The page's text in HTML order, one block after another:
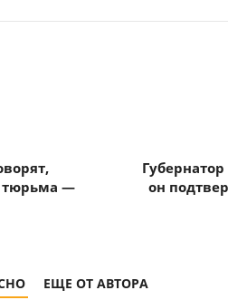
тюрьма —
он
ЕЩЕ ОТ АВТОРА